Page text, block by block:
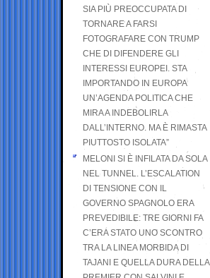
SIA PIÙ PREOCCUPATA DI
TORNARE A FARSI
FOTOGRAFARE CON TRUMP
CHE DI DIFENDERE GLI
INTERESSI EUROPEI. STA
IMPORTANDO IN EUROPA
UN’AGENDA POLITICA CHE
MIRA A INDEBOLIRLA
DALL’INTERNO. MA È RIMASTA
PIUTTOSTO ISOLATA”
MELONI SI È INFILATA DA SOLA
NEL TUNNEL. L’ESCALATION
DI TENSIONE CON IL
GOVERNO SPAGNOLO ERA
PREVEDIBILE: TRE GIORNI FA
C’ERA STATO UNO SCONTRO
TRA LA LINEA MORBIDA DI
TAJANI E QUELLA DURA DELLA